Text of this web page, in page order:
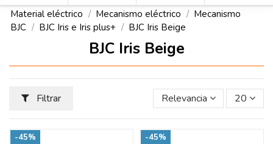
Material eléctrico Mecanismo eléctrico
Mecanismo
BJC
BJC Iris e Iris plus+ BJC Iris Beige
BJC Iris Beige
Filtrar Relevancia 20
-45% -45%